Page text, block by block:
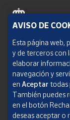
Política de cookies
Aviso legal
Condiciones del
Política de
AVISO DE
Esta página web,
y de terceros con
elaborar
navegación y
en Aceptar todas
También puedes
en el botón
deseas aceptar o